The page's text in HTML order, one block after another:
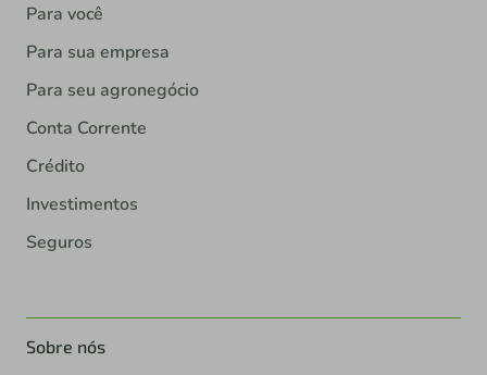
Para você
Para sua empresa
Para seu agronegócio
Conta Corrente
Crédito
Investimentos
Seguros
Sobre nós